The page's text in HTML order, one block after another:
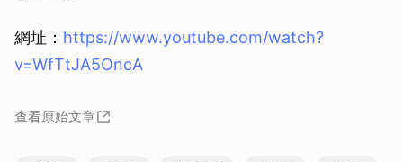
網址： https://www.youtube.com/watch?
v=WfTtJA5OncA
查看原始文章